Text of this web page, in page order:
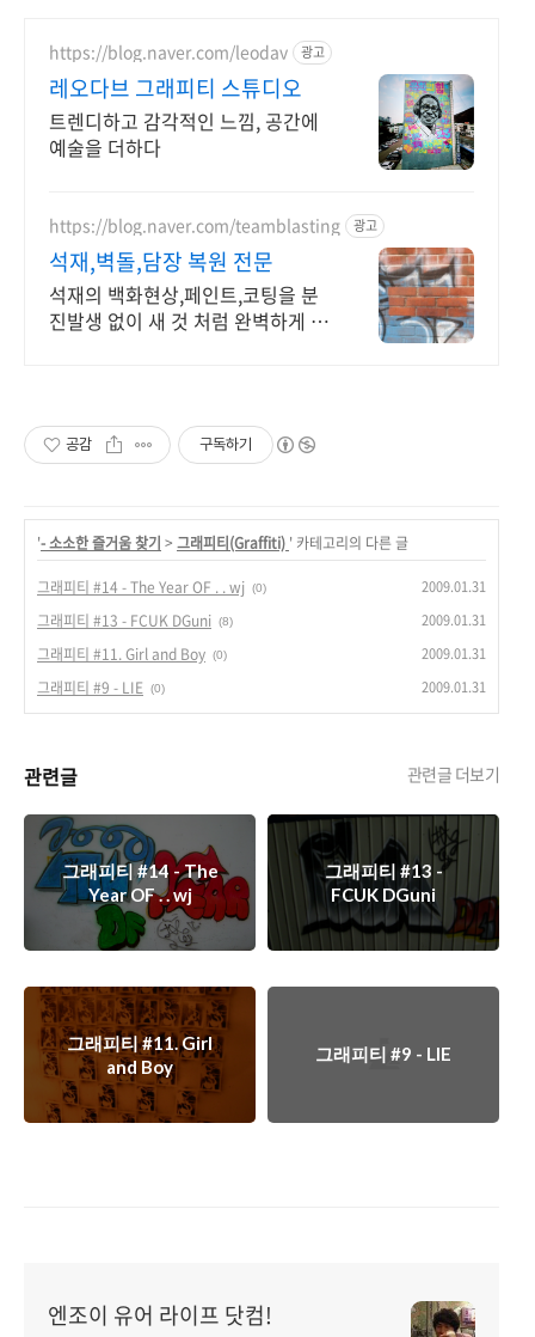
https://blog.naver.com/leodav 광고
레오다브 그래피티 스튜디오
트렌디하고 감각적인 느낌, 공간에
예술을 더하다
https://blog.naver.com/teamblasting 광고
석재,벽돌,담장 복원 전문
석재의 백화현상,페인트,코팅을 분
진발생 없이 새 것 처럼 완벽하게 복
공감 구독하기
'- 소소한 즐거움 찾기 > 그래피티(Graffiti) ' 카테고리의 다른 글
그래피티 #14 - The Year OF . . wj (0) 2009.01.31
그래피티 #13 - FCUK DGuni (8) 2009.01.31
그래피티 #11. Girl and Boy (0) 2009.01.31
그래피티 #9 - LIE (0) 2009.01.31
관련글 관련글 더보기
그래피티 #14 - The
Year OF . . wj
그래피티 #13 -
FCUK DGuni
그래피티 #11. Girl
and Boy
그래피티 #9 - LIE
엔조이 유어 라이프 닷컴!